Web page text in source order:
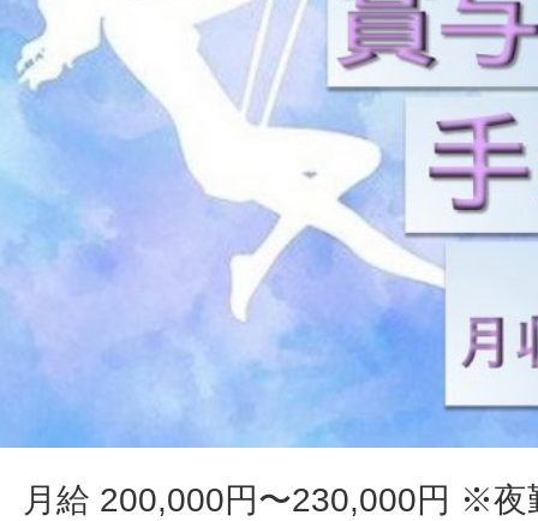
月給 200,000円〜230,000円 ※夜